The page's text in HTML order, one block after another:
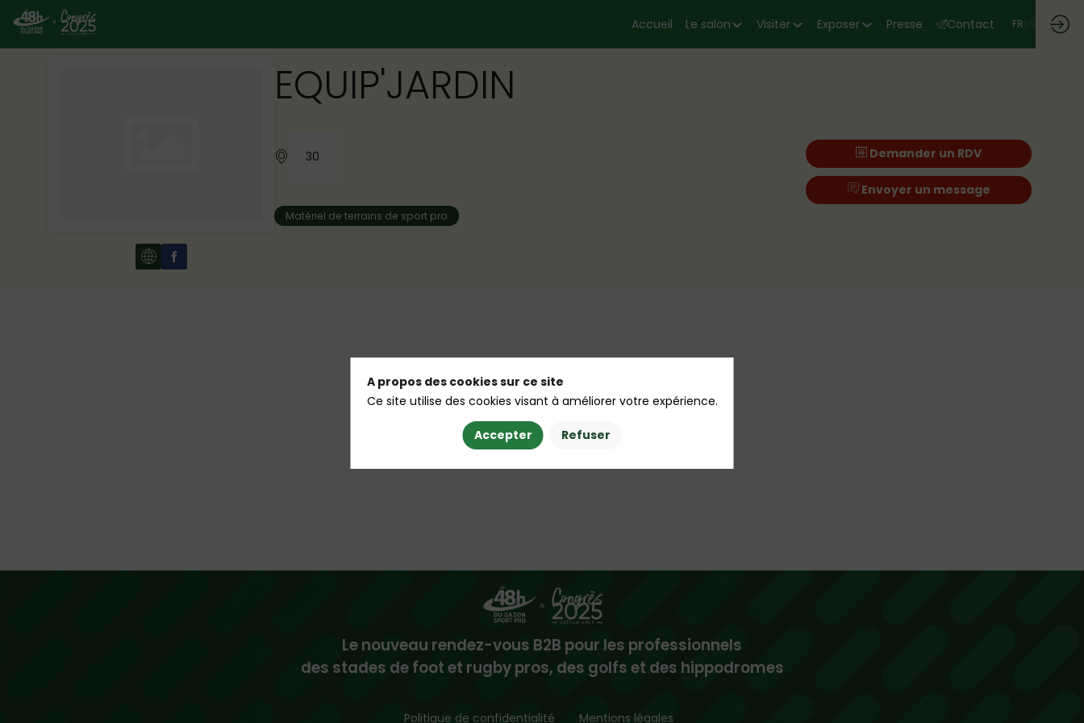
Accueil Le salon Visiter Exposer Presse Contact FR
Demander un RDV
Envoyer un message
EQUIP'JARDIN
30
Matériel de terrains de sport pro
Le nouveau rendez-vous B2B pour les professionnels
des stades de foot et rugby pros, des golfs et des hippodromes
Politique de confidentialité Mentions légales
A propos des cookies sur ce site
Ce site utilise des cookies visant à améliorer votre expérience.
Accepter Refuser